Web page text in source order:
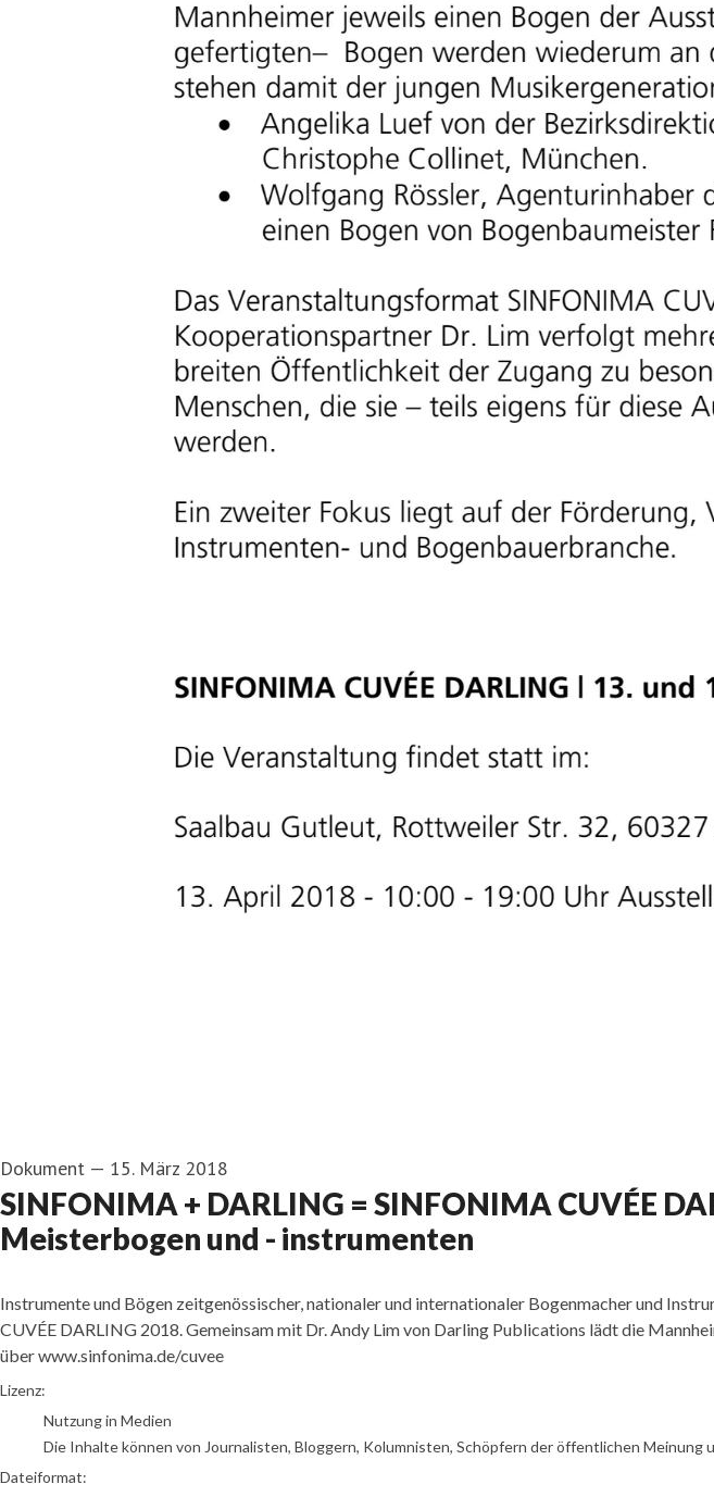
Dokument — 15. März 2018
SINFONIMA + DARLING = SINFONIMA CUVÉE
Meisterbogen und - instrumenten
Instrumente und Bögen zeitgenössischer, nationaler und internationaler Bogenmacher und
CUVÉE DARLING 2018. Gemeinsam mit Dr. Andy Lim von Darling Publications lädt die
über www.sinfonima.de/cuvee
go to media item
Lizenz:
Nutzung in Medien
Die Inhalte können von Journalisten, Bloggern, Kolumnisten, Schöpfern der öffentlichen
Dateiformat: